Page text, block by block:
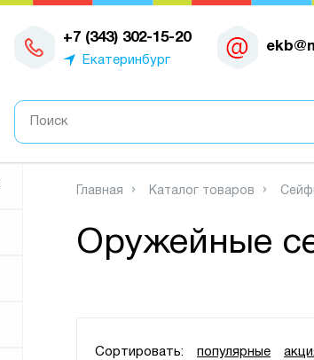
+7 (343) 302-15-20
Екатеринбург
Главная Каталог товаров
Оружейные
Сортировать: популярные